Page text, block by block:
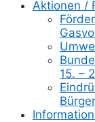
Aktionen /
15. –